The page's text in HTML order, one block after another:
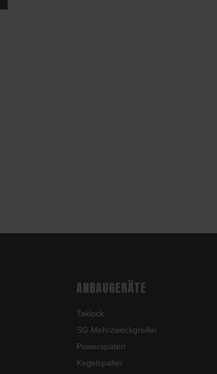
ANBAUGERÄTE
Taklock
SG Mehrzweckgreifer
Powerspaten
Kegelspalter